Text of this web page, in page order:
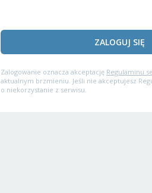
ZALOGUJ SIĘ
Zalogowanie oznacza akceptację Regulaminu
aktualnym brzmieniu. Jeśli nie akceptujesz
o niekorzystanie z serwisu.